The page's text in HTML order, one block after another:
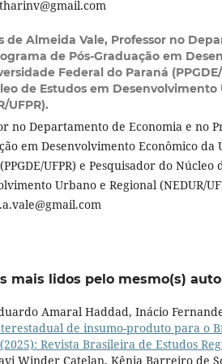
de Almeida Vale, Professor no
de Pós-Graduação em
Federal do Paraná
de Estudos em Desenvolvimento
UFPR).
no Departamento de Economia e no
em Desenvolvimento Econômico da
UFPR) e Pesquisador do Núcleo
Urbano e Regional (NEDUR/
mais lidos pelo mesmo(s)
Amaral Haddad, Inácio
de insumo-produto para o
Revista Brasileira de Estudos
Winder Catelan, Kênia Barreiro de